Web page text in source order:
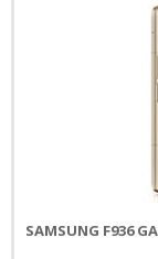
SAMSUNG F936